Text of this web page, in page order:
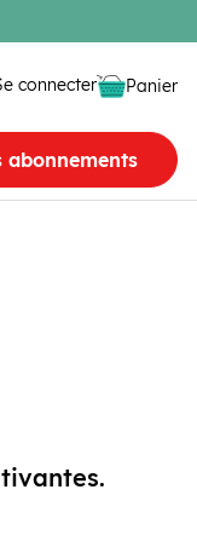
connecter
connecter Panier
abonnements